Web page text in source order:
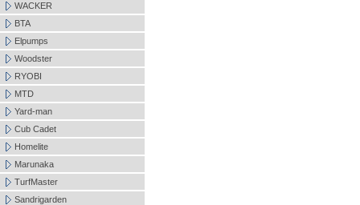
WACKER
BTA
Elpumps
Woodster
RYOBI
MTD
Yard-man
Cub Cadet
Homelite
Marunaka
TurfMaster
Sandrigarden